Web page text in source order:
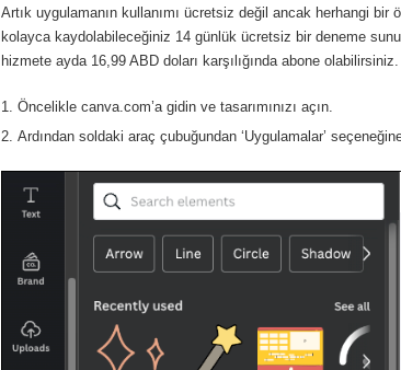
Artık uygulamanın kullanımı ücretsiz değil ancak herhangi
kolayca kaydolabileceğiniz 14 günlük ücretsiz bir deneme
hizmete ayda 16,99 ABD doları karşılığında abone olabilirsiniz.
Öncelikle canva.com’a gidin ve tasarımınızı açın.
Ardından soldaki araç çubuğundan ‘Uygulamalar’